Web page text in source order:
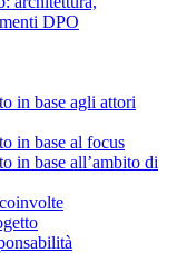
DPO
in base agli attori
in base al focus
in base all’ambito di